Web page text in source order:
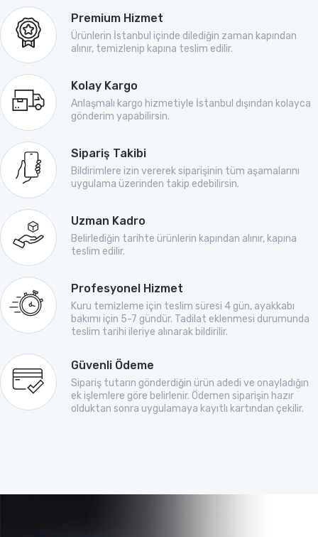
Premium Hizmet
Ürünlerin İstanbul içinde dilediğin zaman kapından
alınır, temizlenip kapına teslim edilir.
Kolay Kargo
Anlaşmalı kargo hizmetiyle İstanbul dışından kolayca
gönderim yapabilirsin.
Sipariş Takibi
Bildirimlere izin vererek siparişinin tüm aşamalarını
uygulama üzerinden takip edebilirsin.
Uzman Kadro
Belirlediğin tarihte ürünlerin kapından alınır, kapına
teslim edilir.
Profesyonel Hizmet
Kuru temizleme için teslim süresi 4 gün, ayakkabı
bakımı için 5-7 gündür. Tadilat eklenmesi durumunda
teslim tarihi ileriye alınarak bildirilir.
Güvenli Ödeme
Sipariş tutarın gönderdiğin ürün adedi ve onayladığın
ek işlemlere göre belirlenir. Ödemen siparişin hazır
olduktan sonra uygulamaya kayıtlı kartından çekilir.